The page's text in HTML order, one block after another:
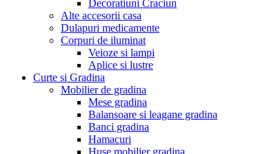
Decoratiuni Craciun
Alte accesorii casa
Dulapuri medicamente
Corpuri de iluminat
Veioze si lampi
Aplice si lustre
Curte si Gradina
Mobilier de gradina
Mese gradina
Balansoare si leagane gradina
Banci gradina
Hamacuri
Huse mobilier gradina